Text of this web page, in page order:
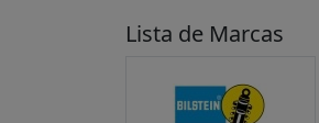
Lista de Marcas